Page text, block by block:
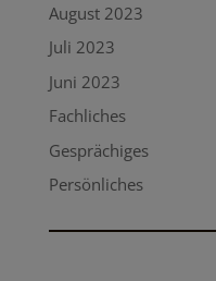
August 2023
Juli 2023
Juni 2023
Fachliches
Gesprächiges
Persönliches